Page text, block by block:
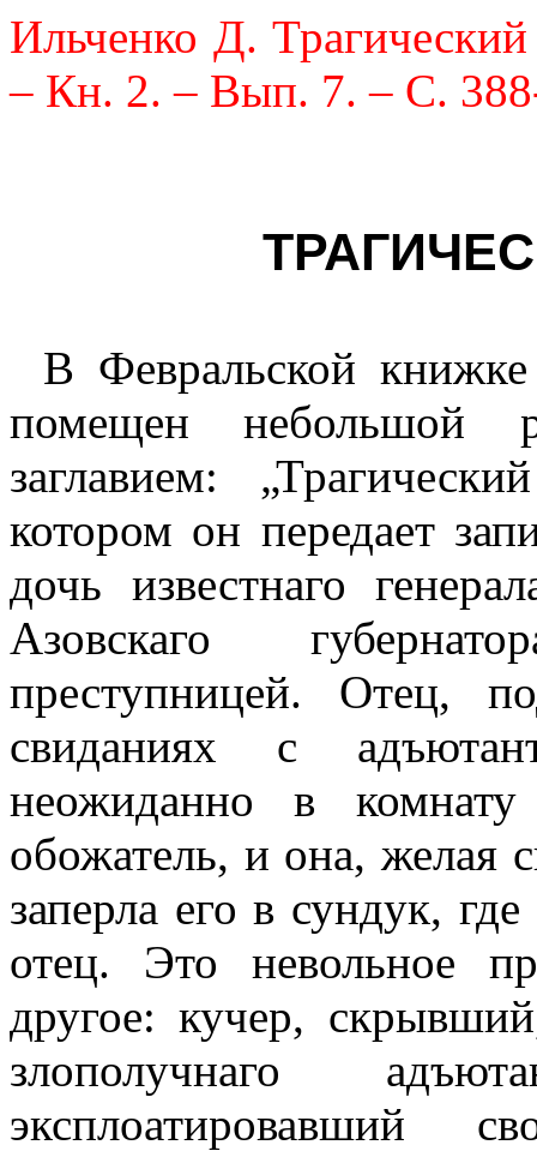
Ильченко Д.
– Кн. 2. – Вып. 7. – С.
В Февральской
помещен небольшой
заглавием:
котором он передает
дочь известнаго
Азовскаго
преступницей. Отец,
свиданиях с
неожиданно в
обожатель, и она, желая
заперла его в сундук,
отец. Это невольное
другое: кучер,
злополучнаго
эксплоатировавший